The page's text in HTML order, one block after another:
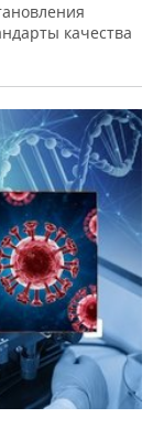
качества